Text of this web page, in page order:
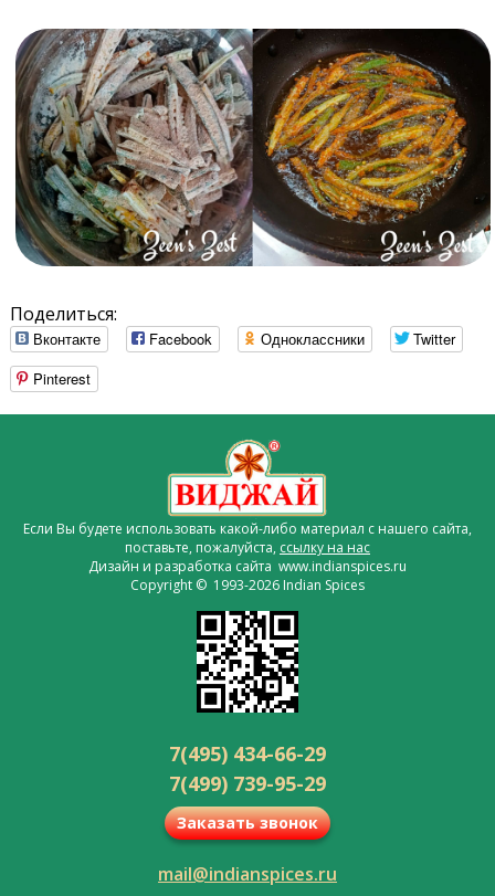
Поделиться:
Вконтакте Facebook Одноклассники
Twitter
Pinterest
Если Вы будете использовать какой-либо материал с нашего сайта,
поставьте, пожалуйста, ссылку на нас
Дизайн и разработка сайта www.indianspices.ru
Copyright © 1993-2026 Indian Spices
7(495) 434-66-29
7(499) 739-95-29
Заказать звонок
mail@indianspices.ru